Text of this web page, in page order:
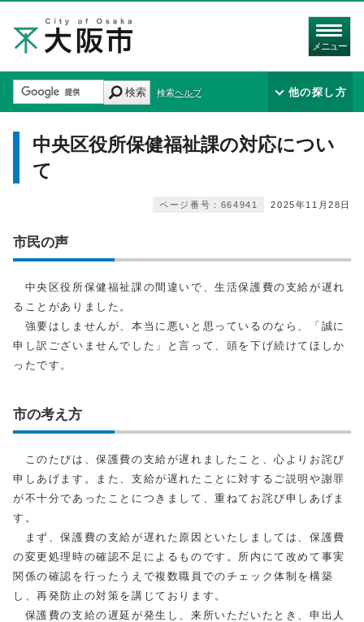
メニュー
検索 検索ヘルプ 他の探し方
中央区役所保健福祉課の対応につい
て
2025年11月28日
ページ番号：664941
市民の声
中央区役所保健福祉課の間違いで、生活保護費の支給が遅れ
ることがありました。
強要はしませんが、本当に悪いと思っているのなら、「誠に
申し訳ございませんでした」と言って、頭を下げ続けてほしか
ったです。
市の考え方
このたびは、保護費の支給が遅れましたこと、心よりお詫び
申しあげます。また、支給が遅れたことに対するご説明や謝罪
が不十分であったことにつきまして、重ねてお詫び申しあげま
す。
まず、保護費の支給が遅れた原因といたしましては、保護費
の変更処理時の確認不足によるものです。所内にて改めて事実
関係の確認を行ったうえで複数職員でのチェック体制を構築
し、再発防止の対策を講じております。
保護費の支給の遅延が発生し、来所いただいたとき、申出人